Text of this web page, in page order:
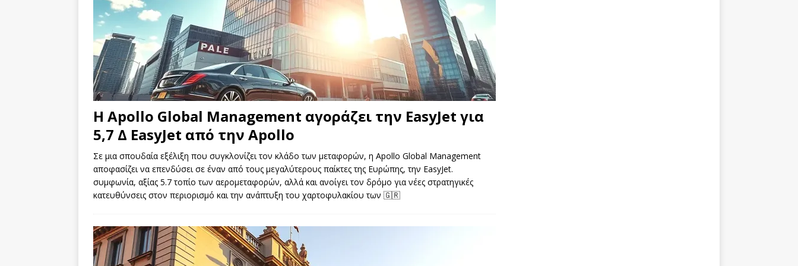
Η Apollo Global Management αγοράζει την EasyJet για
5,7 Δ EasyJet από την Apollo
Σε μια σπουδαία εξέλιξη που συγκλονίζει τον κλάδο των μεταφορών, η Apollo Global Management
αποφασίζει να επενδύσει σε έναν από τους μεγαλύτερους παίκτες της Ευρώπης, την EasyJet.
συμφωνία, αξίας 5.7 τοπίο των αερομεταφορών, αλλά και ανοίγει τον δρόμο για νέες στρατηγικές
κατευθύνσεις στον περιορισμό και την ανάπτυξη του χαρτοφυλακίου των 🇬🇷